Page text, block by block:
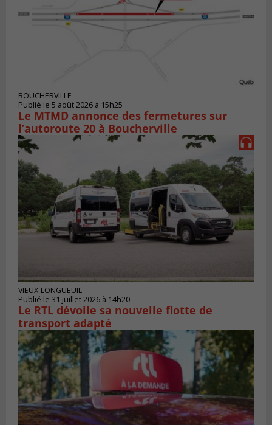
BOUCHERVILLE
Publié le 5 août 2026 à 15h25
Le MTMD annonce des fermetures sur
l’autoroute 20 à Boucherville
VIEUX-LONGUEUIL
Publié le 31 juillet 2026 à 14h20
Le RTL dévoile sa nouvelle flotte de
transport adapté